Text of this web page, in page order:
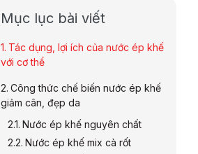
Mục lục bài viết
Tác dụng, lợi ích của nước ép khế
với cơ thể
Công thức chế biến nước ép khế
giảm cân, đẹp da
Nước ép khế nguyên chất
Nước ép khế mix cà rốt